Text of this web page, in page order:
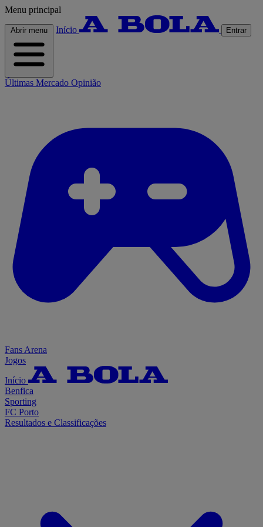
Menu principal
Abrir menu Início Entrar
Últimas Mercado Opinião
Fans Arena
Jogos
Início
Benfica
Sporting
FC Porto
Resultados e Classificações